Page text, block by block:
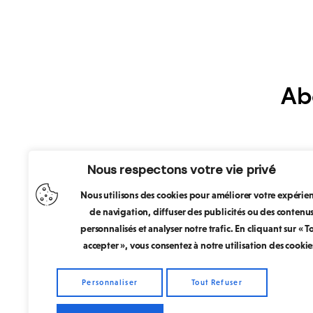
Nous respectons votre vie privé
Nous utilisons des cookies pour améliorer votre
de navigation, diffuser des publicités ou des
personnalisés et analyser notre trafic. En cliquant sur «
accepter », vous consentez à notre utilisation des
Personnaliser Tout Refuser
J’accepte que